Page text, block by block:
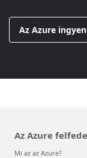
Az Azure
Az Azure
Mi az az Azure?